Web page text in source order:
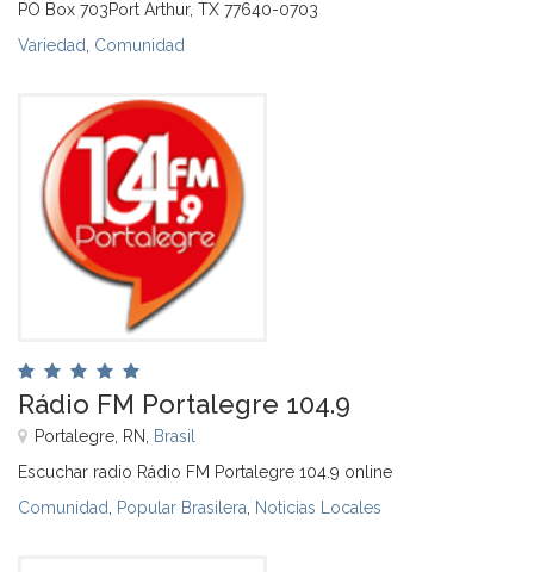
PO Box 703Port Arthur, TX 77640-0703
Variedad Comunidad
Rádio FM Portalegre 104.9
Portalegre, RN, Brasil
Escuchar radio Rádio FM Portalegre 104.9 online
Comunidad Popular Brasilera Noticias Locales